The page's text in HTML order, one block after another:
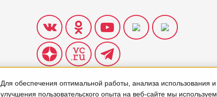
Для обеспечения оптимальной работы, анализа использования и
улучшения пользовательского опыта на веб-сайте мы используем